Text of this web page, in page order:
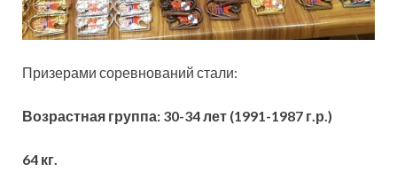
Призерами соревнований стали:
Возрастная группа: 30-34 лет (1991-1987 г.р.)
64 кг.